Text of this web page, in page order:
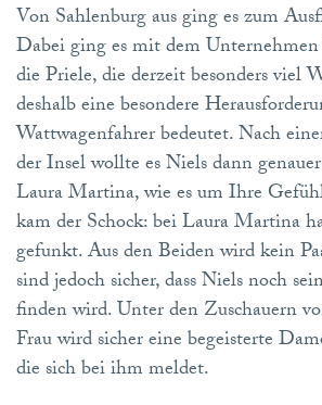
Von Sahlenburg aus ging es zum
Dabei ging es mit dem
die Priele, die derzeit besonders viel
deshalb eine besondere
Wattwagenfahrer bedeutet. Nach
der Insel wollte es Niels dann
Laura Martina, wie es um Ihre
kam der Schock: bei Laura Martina
gefunkt. Aus den Beiden wird kein
sind jedoch sicher, dass Niels noch
finden wird. Unter den Zuschauern
Frau wird sicher eine begeisterte
die sich bei ihm meldet.